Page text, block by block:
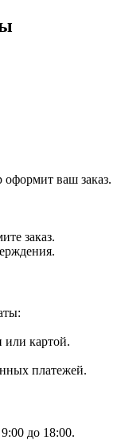
оформит ваш заказ.
заказ.
или картой.
платежей.
до 18:00.